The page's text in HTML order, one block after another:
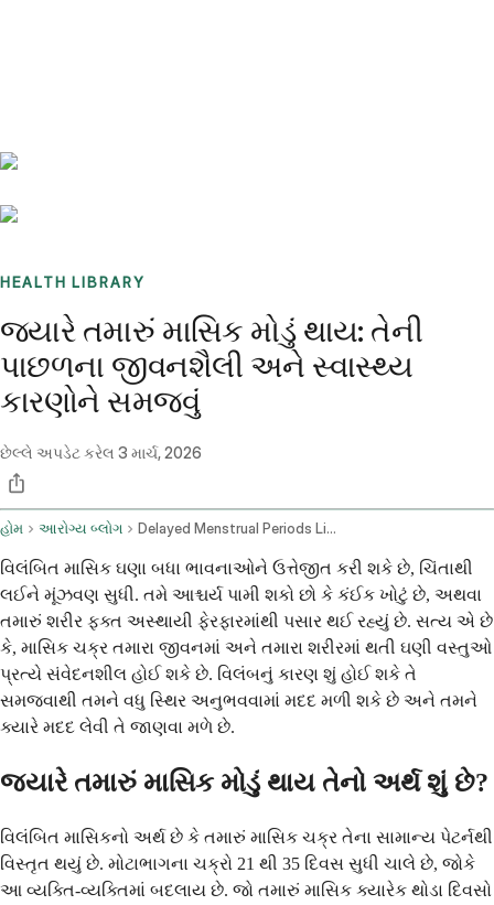
HEALTH LIBRARY
જ્યારે તમારું માસિક મોડું થાય: તેની
પાછળના જીવનશૈલી અને સ્વાસ્થ્ય
કારણોને સમજવું
છેલ્લે અપડેટ કરેલ 3 માર્ચ, 2026
હોમ આરોગ્ય બ્લોગ Delayed Menstrual Periods Lifestyle Factors And Medical Conditions
વિલંબિત માસિક ઘણા બધા ભાવનાઓને ઉત્તેજીત કરી શકે છે, ચિંતાથી
લઈને મૂંઝવણ સુધી. તમે આશ્ચર્ય પામી શકો છો કે કંઈક ખોટું છે, અથવા
તમારું શરીર ફક્ત અસ્થાયી ફેરફારમાંથી પસાર થઈ રહ્યું છે. સત્ય એ છે
કે, માસિક ચક્ર તમારા જીવનમાં અને તમારા શરીરમાં થતી ઘણી વસ્તુઓ
પ્રત્યે સંવેદનશીલ હોઈ શકે છે. વિલંબનું કારણ શું હોઈ શકે તે
સમજવાથી તમને વધુ સ્થિર અનુભવવામાં મદદ મળી શકે છે અને તમને
ક્યારે મદદ લેવી તે જાણવા મળે છે.
જ્યારે તમારું માસિક મોડું થાય તેનો અર્થ શું છે?
વિલંબિત માસિકનો અર્થ છે કે તમારું માસિક ચક્ર તેના સામાન્ય પેટર્નથી
વિસ્તૃત થયું છે. મોટાભાગના ચક્રો 21 થી 35 દિવસ સુધી ચાલે છે, જોકે
આ વ્યક્તિ-વ્યક્તિમાં બદલાય છે. જો તમારું માસિક ક્યારેક થોડા દિવસો